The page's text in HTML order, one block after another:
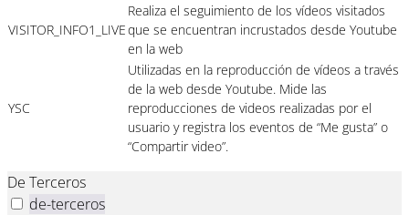
VISITOR_INFO1_LIVE
Realiza el seguimiento de los vídeos visitados
que se encuentran incrustados desde Youtube
en la web
YSC
Utilizadas en la reproducción de vídeos a través
de la web desde Youtube. Mide las
reproducciones de videos realizadas por el
usuario y registra los eventos de “Me gusta” o
“Compartir video”.
De Terceros
de-terceros